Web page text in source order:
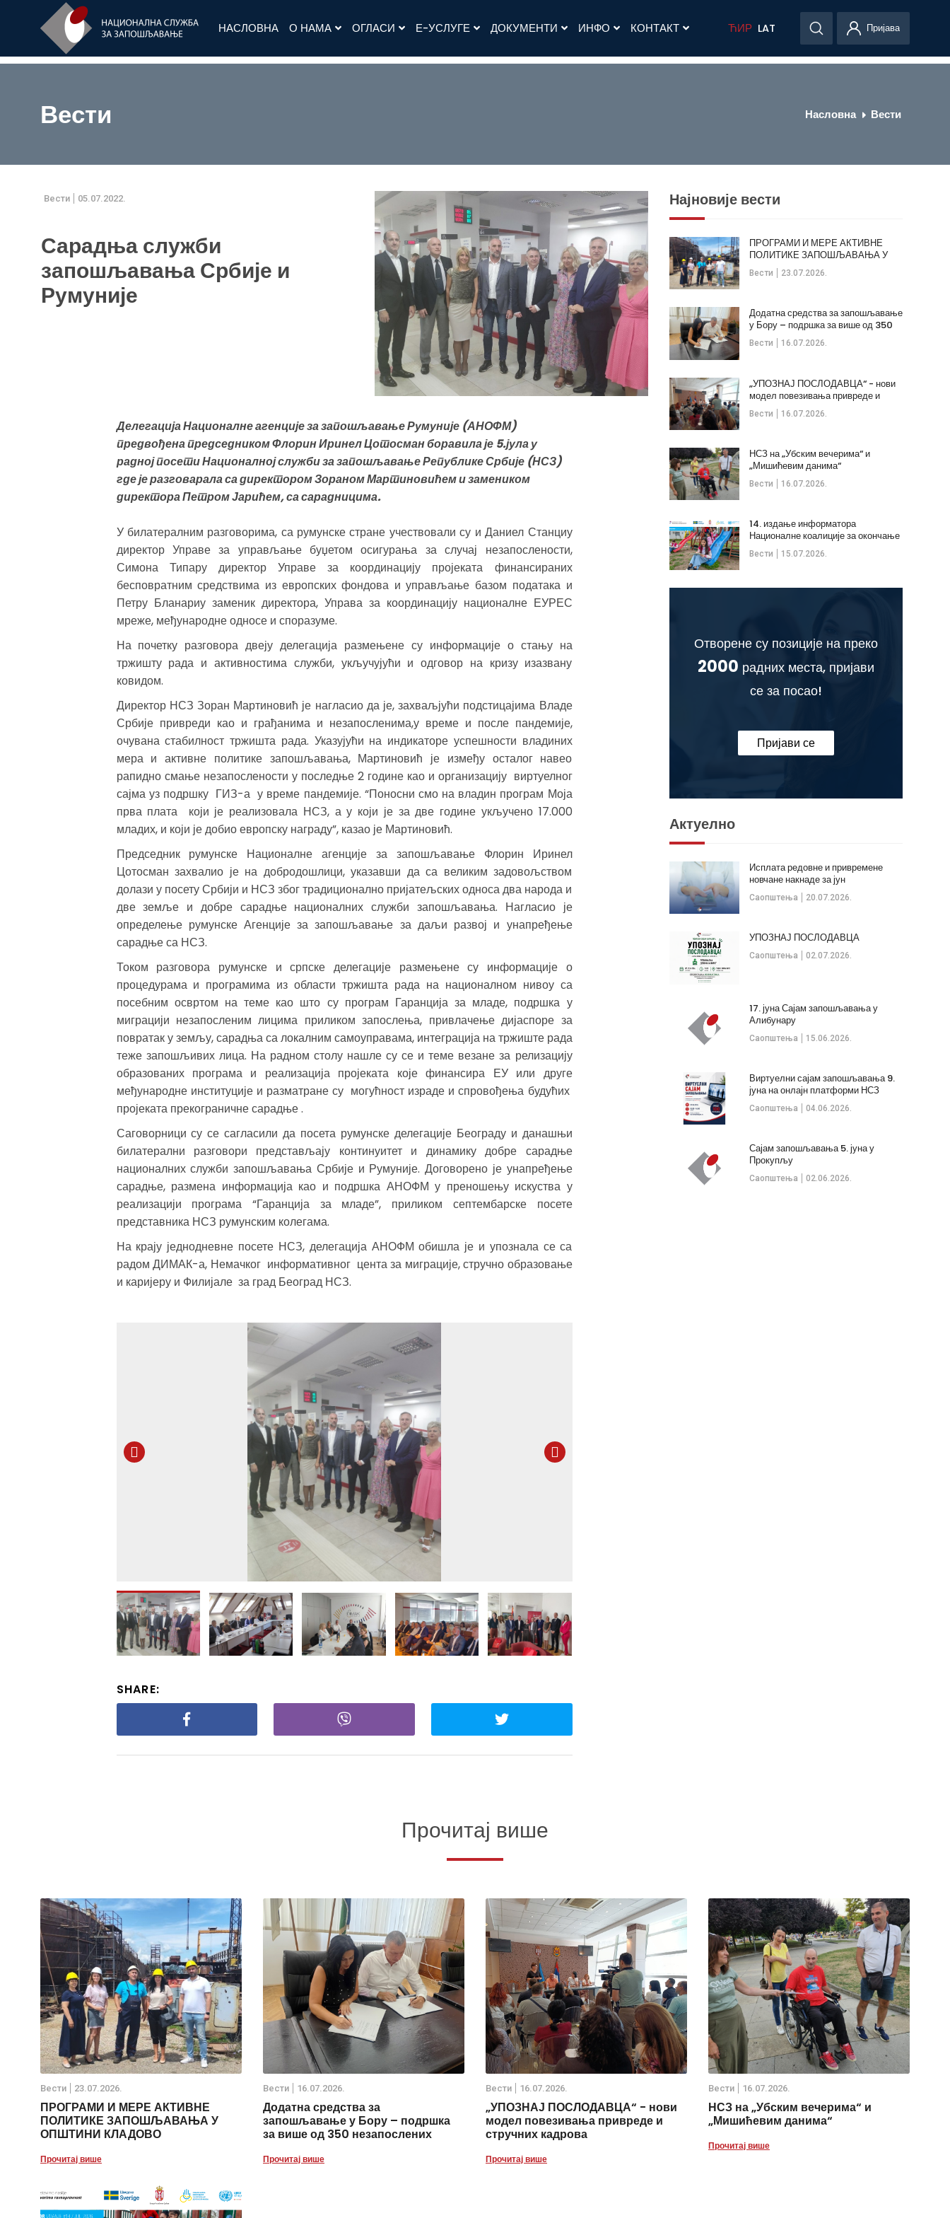
НАСЛОВНА О НАМА ОГЛАСИ Е-УСЛУГЕ ДОКУМЕНТИ ИНФО КОНТАКТ ЋИР LAT Пријава
Вести Насловна Вести
Вести 05.07.2022.
Сарадња служби
запошљавања Србије и
Румуније
Делегација Националне агенције за запошљавање Румуније (АНОФМ)
предвођена председником Флорин Иринел Цотосман боравила је 5.јула у
радној посети Националној служби за запошљавање Републике Србије (НСЗ)
где је разговарала са директором Зораном Мартиновићем и замеником
директора Петром Јарићем, са сарадницима.
У билатералним разговорима, са румунске стране учествовали су и Даниел Станциу
директор Управе за управљање буџетом осигурања за случај незапослености,
Симона Типару директор Управе за координацију пројеката финансираних
бесповратним средствима из европских фондова и управљање базом података и
Петру Бланариу заменик директора, Управа за координацију националне ЕУРЕС
мреже, међународне односе и споразуме.
На почетку разговора двеју делегација размењене су информације о стању на
тржишту рада и активностима служби, укључујући и одговор на кризу изазвану
ковидом.
Директор НСЗ Зоран Мартиновић је нагласио да је, захваљјући подстицајима Владе
Србије привреди као и грађанима и незапосленима,у време и после пандемије,
очувана стабилност тржишта рада. Указујући на индикаторе успешности владиних
мера и активне политике запошљавања, Мартиновић је између осталог навео
рапидно смање незапослености у последње 2 године као и организацију виртуелног
сајма уз подршку ГИЗ-а у време пандемије. “Поносни смо на владин програм Моја
прва плата који је реализовала НСЗ, а у који је за две године укључено 17.000
младих, и који је добио европску награду”, казао је Мартиновић.
Председник румунске Националне агенције за запошљавање Флорин Иринел
Цотосман захвалио је на добродошлици, указавши да са великим задовољством
долази у посету Србији и НСЗ због традиционално пријатељских односа два народа и
две земље и добре сарадње националних служби запошљавања. Нагласио је
определење румунске Агенције за запошљавање за даљи развој и унапређење
сарадње са НСЗ.
Током разговора румунске и српске делегације размењене су информације о
процедурама и програмима из области тржишта рада на националном нивоу са
посебним освртом на теме као што су програм Гаранција за младе, подршка у
миграцији незапосленим лицима приликом запослења, привлачење дијаспоре за
повратак у земљу, сарадња са локалним самоуправама, интеграција на тржиште рада
теже запошљивих лица. На радном столу нашле су се и теме везане за релизацију
образованих програма и реализација пројеката које финансира ЕУ или друге
међународне институције и разматране су могућност израде и спровођења будућих
пројеката прекограничне сарадње .
Саговорници су се сагласили да посета румунске делегације Београду и данашњи
билатерални разговори представљају континуитет и динамику добре сарадње
националних служби запошљавања Србије и Румуније. Договорено је унапређење
сарадње, размена информација као и подршка АНОФМ у преношењу искуства у
реализацији програма “Гаранција за младе”, приликом септембарске посете
представника НСЗ румунским колегама.
На крају једнодневне посете НСЗ, делегација АНОФМ обишла је и упознала се са
радом ДИМАК-а, Немачког информативног цента за миграције, стручно образовање
и каријеру и Филијале за град Београд НСЗ.
SHARE:
Најновије вести
Вести 23.07.2026.
ПРОГРАМИ И МЕРЕ АКТИВНЕ
ПОЛИТИКЕ ЗАПОШЉАВАЊА У
ОПШТИНИ КЛАДОВО
Вести 16.07.2026.
Додатна средства за запошљавање
у Бору – подршка за више од 350
незапослених
Вести 16.07.2026.
„УПОЗНАЈ ПОСЛОДАВЦА“ - нови
модел повезивања привреде и
стручних кадрова
Вести 16.07.2026.
НСЗ на „Убским вечерима“ и
„Мишићевим данима“
Вести 15.07.2026.
14. издање информатора
Националне коалиције за окончање
дечијих бракова
Отворене су позиције на преко
2000 радних места, пријави
се за посао!
Пријави се
Актуелно
Саопштења 20.07.2026.
Исплата редовне и привремене
новчане накнаде за јун
Саопштења 02.07.2026.
УПОЗНАЈ ПОСЛОДАВЦА
Саопштења 15.06.2026.
17. јуна Сајам запошљавања у
Алибунару
Саопштења 04.06.2026.
Виртуелни сајам запошљавања 9.
јуна на онлајн платформи НСЗ
Саопштења 02.06.2026.
Сајам запошљавања 5. јуна у
Прокупљу
Прочитај више
Вести 23.07.2026.
ПРОГРАМИ И МЕРЕ АКТИВНЕ
ПОЛИТИКЕ ЗАПОШЉАВАЊА У
ОПШТИНИ КЛАДОВО
Прочитај више
Вести 16.07.2026.
Додатна средства за
запошљавање у Бору – подршка
за више од 350 незапослених
Прочитај више
Вести 16.07.2026.
„УПОЗНАЈ ПОСЛОДАВЦА“ - нови
модел повезивања привреде и
стручних кадрова
Прочитај више
Вести 16.07.2026.
НСЗ на „Убским вечерима“ и
„Мишићевим данима“
Прочитај више